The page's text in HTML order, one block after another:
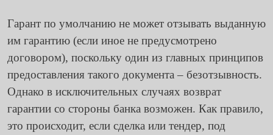
Гарант по умолчанию не может отзывать выданную
им гарантию (если иное не предусмотрено
договором), поскольку один из главных принципов
предоставления такого документа – безотзывность.
Однако в исключительных случаях возврат
гарантии со стороны банка возможен. Как правило,
это происходит, если сделка или тендер, под